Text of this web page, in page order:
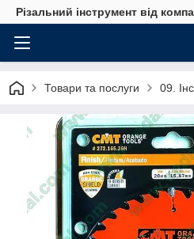
Різальний інструмент від
Товари та послуги 09.